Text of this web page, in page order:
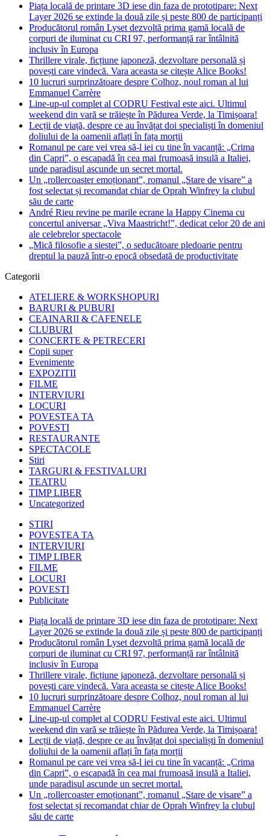
Piața locală de printare 3D iese din faza de prototipare: Next
Layer 2026 se extinde la două zile și peste 800 de participanți
Producătorul român Lyset dezvoltă prima gamă locală de
corpuri de iluminat cu CRI 97, performanță rar întâlnită
inclusiv în Europa
Thrillere virale, ficțiune japoneză, dezvoltare personală și
povești care vindecă. Vara aceasta se citește Alice Books!
10 lucruri surprinzătoare despre Colhoz, noul roman al lui
Emmanuel Carrère
Line-up-ul complet al CODRU Festival este aici. Ultimul
weekend din vară se trăiește în Pădurea Verde, la Timișoara!
Lecții de viață, despre ce au învățat doi specialiști în domeniul
doliului de la oamenii aflați în fața morții
Romanul pe care vei vrea să-l iei cu tine în vacanță: „Crima
din Capri”, o escapadă în cea mai frumoasă insulă a Italiei,
unde paradisul ascunde un secret mortal.
Un „rollercoaster emoționant”, romanul „Stare de visare” a
fost selectat și recomandat chiar de Oprah Winfrey la clubul
său de carte
André Rieu revine pe marile ecrane la Happy Cinema cu
concertul aniversar „Viva Maastricht!”, dedicat celor 20 de ani
ale celebrelor spectacole
„Mică filosofie a siestei”, o seducătoare pledoarie pentru
dreptul la pauză într-o epocă obsedată de productivitate
Categorii
ATELIERE & WORKSHOPURI
BARURI & PUBURI
CEAINARII & CAFENELE
CLUBURI
CONCERTE & PETRECERI
Copii super
Evenimente
EXPOZITII
FILME
INTERVIURI
LOCURI
POVESTEA TA
POVESTI
RESTAURANTE
SPECTACOLE
Stiri
TARGURI & FESTIVALURI
TEATRU
TIMP LIBER
Uncategorized
STIRI
POVESTEA TA
INTERVIURI
TIMP LIBER
FILME
LOCURI
POVESTI
Publicitate
Piața locală de printare 3D iese din faza de prototipare: Next
Layer 2026 se extinde la două zile și peste 800 de participanți
Producătorul român Lyset dezvoltă prima gamă locală de
corpuri de iluminat cu CRI 97, performanță rar întâlnită
inclusiv în Europa
Thrillere virale, ficțiune japoneză, dezvoltare personală și
povești care vindecă. Vara aceasta se citește Alice Books!
10 lucruri surprinzătoare despre Colhoz, noul roman al lui
Emmanuel Carrère
Line-up-ul complet al CODRU Festival este aici. Ultimul
weekend din vară se trăiește în Pădurea Verde, la Timișoara!
Lecții de viață, despre ce au învățat doi specialiști în domeniul
doliului de la oamenii aflați în fața morții
Romanul pe care vei vrea să-l iei cu tine în vacanță: „Crima
din Capri”, o escapadă în cea mai frumoasă insulă a Italiei,
unde paradisul ascunde un secret mortal.
Un „rollercoaster emoționant”, romanul „Stare de visare” a
fost selectat și recomandat chiar de Oprah Winfrey la clubul
său de carte